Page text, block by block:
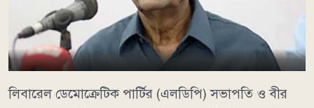
লিবারেল ডেমোক্রেটিক পার্টির (এলডিপি) সভাপতি ও বীর